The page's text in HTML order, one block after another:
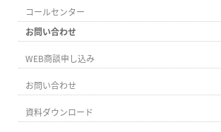
コールセンター
お問い合わせ
WEB商談申し込み
お問い合わせ
資料ダウンロード